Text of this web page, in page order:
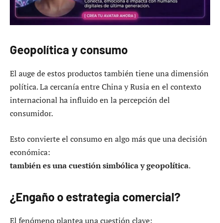
Geopolítica y consumo
El auge de estos productos también tiene una dimensión
política. La cercanía entre China y Rusia en el contexto
internacional ha influido en la percepción del
consumidor.
Esto convierte el consumo en algo más que una decisión
económica:
también es una cuestión simbólica y geopolítica.
¿Engaño o estrategia comercial?
El fenómeno plantea una cuestión clave: